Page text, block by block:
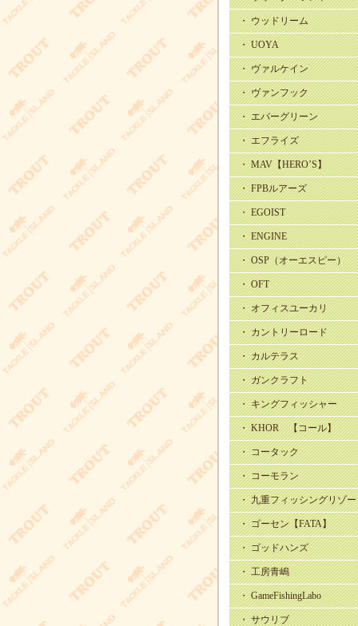
・ ウッドリーム
・ UOYA
・ ヴァルケイン
・ ヴァンフック
・ エバーグリーン
・ エフライズ
・ MAV【HERO’S】
・ FPBルアーズ
・ EGOIST
・ ENGINE
・ OSP（オーエスピー）
・ OFT
・ オフィスユーカリ
・ カントリーロード
・ カルテラス
・ ガンクラフト
・ キングフィッシャー
・ KHOR 【コール】
・ コータック
・ コーモラン
・ 九重フィッシングリゾ
・ ゴーセン【FATA】
・ ゴッドハンズ
・ 工房青嶋
・ GameFishingLabo
・ サウリブ